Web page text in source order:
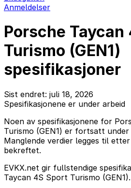
Anmeldelser
Porsche Taycan
Turismo (GEN1)
spesifikasjoner
Sist endret: juli 18, 2026
Spesifikasjonene er under arbeid
Noen av spesifikasjonene for
Turismo (GEN1) er fortsatt under
Manglende verdier legges til
bekreftet.
EVKX.net gir fullstendige
Taycan 4S Sport Turismo (GEN1).